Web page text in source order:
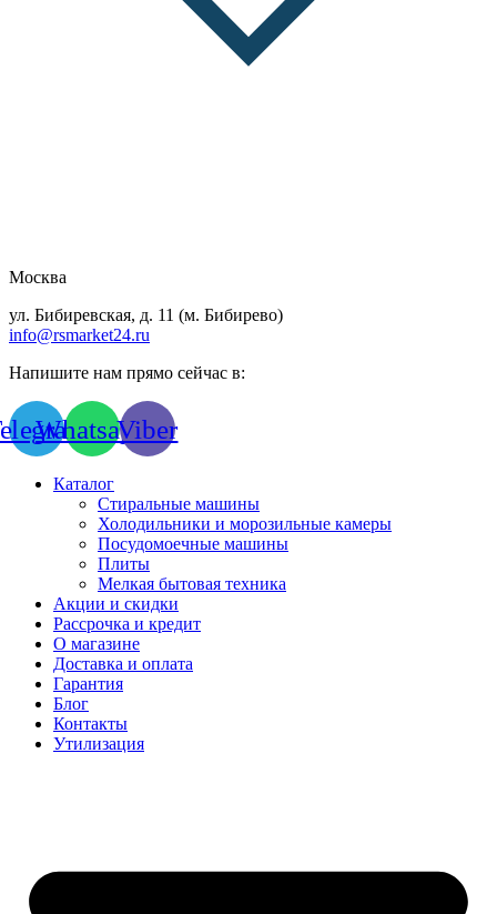
Москва
ул. Бибиревская, д. 11 (м. Бибирево)
info@rsmarket24.ru
Напишите нам прямо сейчас в:
WhatsappViber
Каталог
Стиральные машины
Холодильники и морозильные камеры
Посудомоечные машины
Плиты
Мелкая бытовая техника
Акции и скидки
Рассрочка и кредит
О магазине
Доставка и оплата
Гарантия
Блог
Контакты
Утилизация